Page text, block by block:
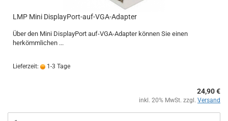
LMP Mini DisplayPort-auf-VGA-Adapter
Über den Mini DisplayPort auf-VGA-Adapter können Sie einen
herkömmlichen ...
Lieferzeit: 1-3 Tage
24,90 €
inkl. 20% MwSt. zzgl. Versand